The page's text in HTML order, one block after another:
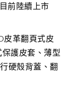
前陸續上市
皮革翻頁式皮
護皮套、薄型
硬殼背蓋、翻